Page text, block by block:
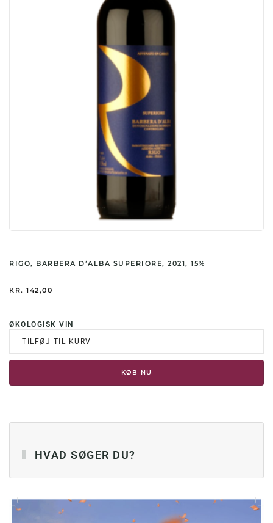
RIGO, BARBERA D’ALBA SUPERIORE, 2021, 15%
KR. 142,00
ØKOLOGISK VIN
TILFØJ TIL KURV
KØB NU
HVAD SØGER DU?